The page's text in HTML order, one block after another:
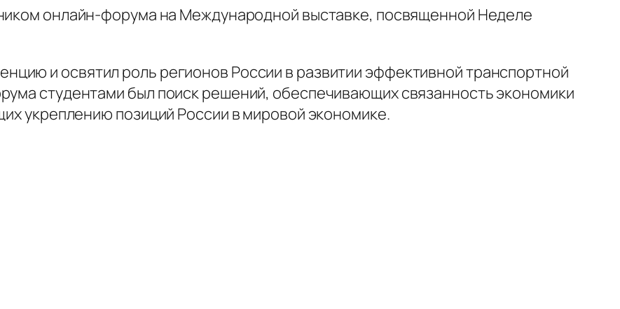
онлайн-форума на Международной выставке, посвященной Неделе
и освятил роль регионов России в развитии эффективной транспортной
студентами был поиск решений, обеспечивающих связанность экономики
укреплению позиций России в мировой экономике.